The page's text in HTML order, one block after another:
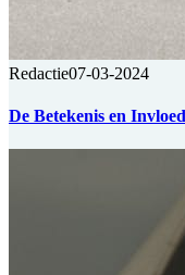
Redactie07-03-2024
De Betekenis en